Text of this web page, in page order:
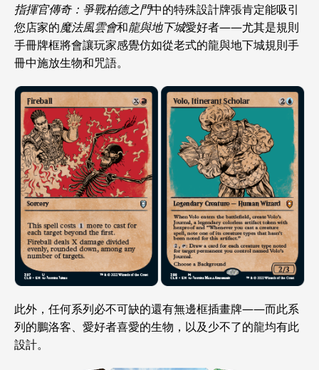
指揮官傳奇：爭戰柏德之門中的特殊設計牌張肯定能吸引
您店家的魔法風雲會和龍與地下城愛好者——尤其是規則
手冊牌框將會讓玩家感覺仿如從老式的龍與地下城規則手
冊中施放生物和咒語。
此外，任何系列必不可缺的還有無邊框插畫牌——而此系
列的鵬洛客、愛好者喜愛的生物，以及少不了的龍均有此
設計。